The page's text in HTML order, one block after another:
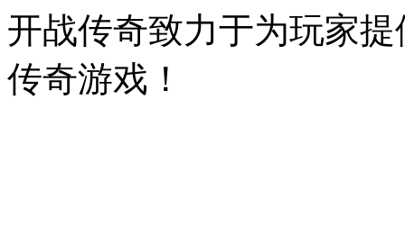
开战传奇致力于为玩家
传奇游戏！